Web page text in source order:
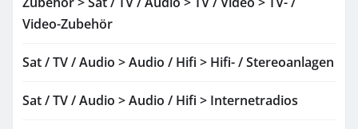
Video-Zubehör
Sat / TV / Audio > Audio / Hifi > Hifi- / Stereoanlagen
Sat / TV / Audio > Audio / Hifi > Internetradios